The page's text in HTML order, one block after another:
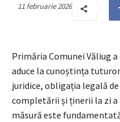
11 februarie 2026
Primăria Comunei Văliug
aduce la cunoștința
juridice, obligația legală
completării și ținerii la zi
măsură este